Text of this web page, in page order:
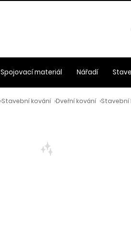
›Stavební kování ›Dveřní kování ›Stavební
Spojovací materiál Nářadí